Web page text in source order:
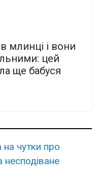
млинці і вони
цей
ще бабуся
на чутки про
несподіване